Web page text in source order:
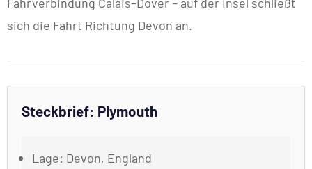
sich die Fahrt Richtung Devon an.
Steckbrief: Plymouth
Lage: Devon, England